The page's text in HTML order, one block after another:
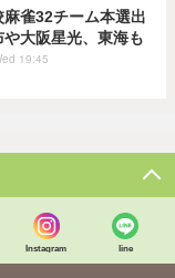
麻雀32チーム本選出
大阪星光、東海も
19:45
Instagram line